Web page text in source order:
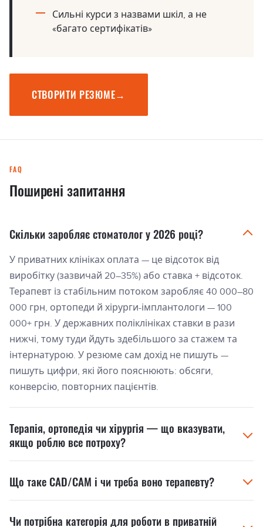
Сильні курси з назвами шкіл, а не
«багато сертифікатів»
СТВОРИТИ РЕЗЮМЕ→
FAQ
Поширені запитання
Скільки заробляє стоматолог у 2026 році?
У приватних клініках оплата — це відсоток від
виробітку (зазвичай 20–35%) або ставка + відсоток.
Терапевт із стабільним потоком заробляє 40 000–80
000 грн, ортопеди й хірурги-імплантологи — 100
000+ грн. У державних поліклініках ставки в рази
нижчі, тому туди йдуть здебільшого за стажем та
інтернатурою. У резюме сам дохід не пишуть —
пишуть цифри, які його пояснюють: обсяги,
конверсію, повторних пацієнтів.
Терапія, ортопедія чи хірургія — що вказувати,
якщо роблю все потроху?
профілі. «Стоматолог-терапевт (ендодонтія під
мікроскопом), суміжно — ортопедія до одиночних
коронок» звучить чесно і зрозуміло. Клініки з
Що таке CAD/CAM і чи треба воно терапевту?
інтраоральний сканер замість відбитків,
Чи потрібна категорія для роботи в приватній